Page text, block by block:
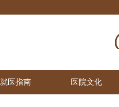
就医指南 医院文化